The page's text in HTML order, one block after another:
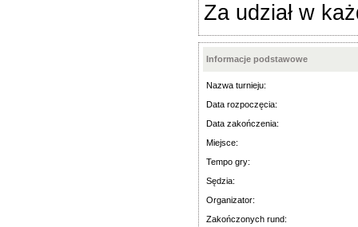
Za udział w
Informacje podstawowe
Nazwa turnieju:
Data rozpoczęcia:
Data zakończenia:
Miejsce:
Tempo gry:
Sędzia:
Organizator:
Zakończonych rund: